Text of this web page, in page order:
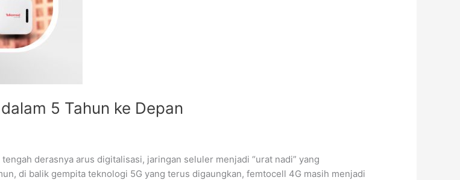
5 Tahun ke Depan
derasnya arus digitalisasi, jaringan seluler menjadi “urat nadi” yang
di balik gempita teknologi 5G yang terus digaungkan, femtocell 4G masih menjadi